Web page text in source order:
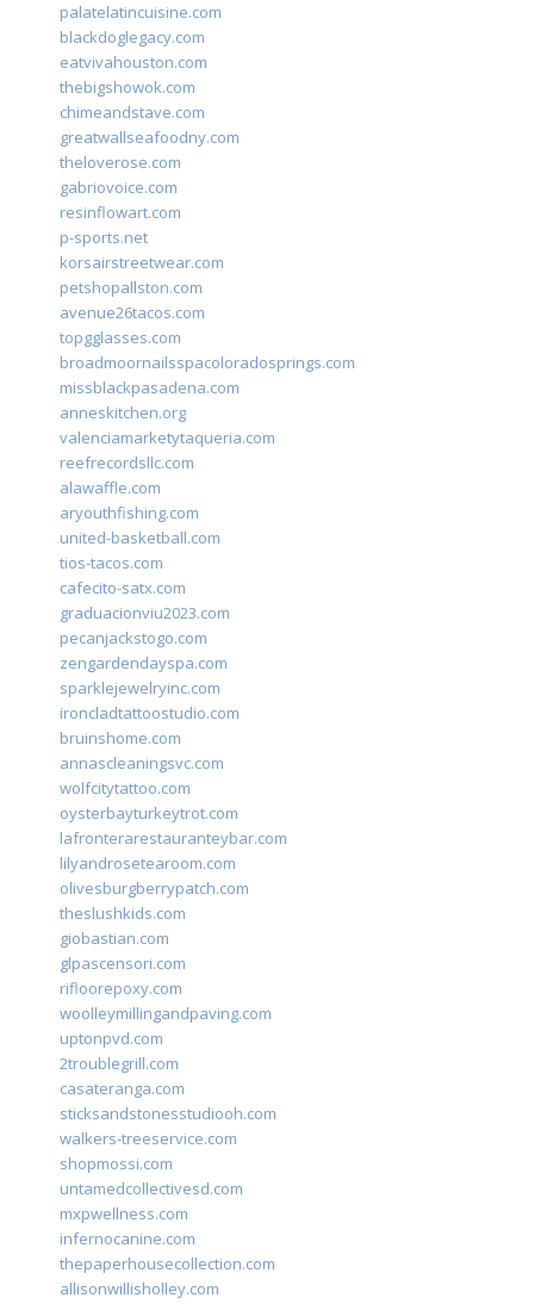
palatelatincuisine.com
blackdoglegacy.com
eatvivahouston.com
thebigshowok.com
chimeandstave.com
greatwallseafoodny.com
theloverose.com
gabriovoice.com
resinflowart.com
p-sports.net
korsairstreetwear.com
petshopallston.com
avenue26tacos.com
topgglasses.com
broadmoornailsspacoloradosprings.com
missblackpasadena.com
anneskitchen.org
valenciamarketytaqueria.com
reefrecordsllc.com
alawaffle.com
aryouthfishing.com
united-basketball.com
tios-tacos.com
cafecito-satx.com
graduacionviu2023.com
pecanjackstogo.com
zengardendayspa.com
sparklejewelryinc.com
ironcladtattoostudio.com
bruinshome.com
annascleaningsvc.com
wolfcitytattoo.com
oysterbayturkeytrot.com
lafronterarestauranteybar.com
lilyandrosetearoom.com
olivesburgberrypatch.com
theslushkids.com
giobastian.com
glpascensori.com
rifloorepoxy.com
woolleymillingandpaving.com
uptonpvd.com
2troublegrill.com
casateranga.com
sticksandstonesstudiooh.com
walkers-treeservice.com
shopmossi.com
untamedcollectivesd.com
mxpwellness.com
infernocanine.com
thepaperhousecollection.com
allisonwillisholley.com